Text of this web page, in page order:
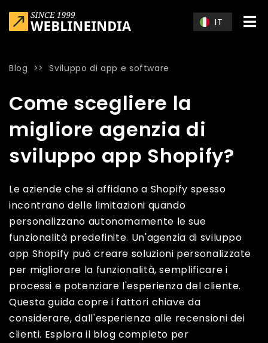
IT
Blog >>Sviluppo di app e software
Come scegliere la
migliore agenzia di
sviluppo app Shopify?
Le aziende che si affidano a Shopify spesso
incontrano delle limitazioni quando
personalizzano autonomamente le sue
funzionalità predefinite. Un'agenzia di sviluppo
app Shopify può creare soluzioni personalizzate
per migliorare la funzionalità, semplificare i
processi e potenziare l'esperienza del cliente.
Questa guida copre i fattori chiave da
considerare, dall'esperienza alle recensioni dei
clienti. Esplora il blog completo per